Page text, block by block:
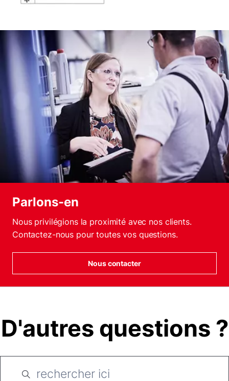
Parlons-en
Nous privilégions la proximité avec nos clients.
Contactez-nous pour toutes vos questions.
Nous contacter
D'autres questions ?